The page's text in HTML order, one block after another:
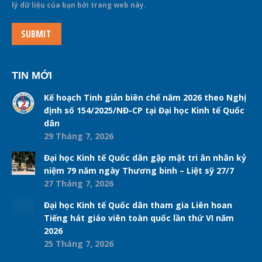
lý dữ liệu của bạn bởi trang web này.
SUBMIT
TIN MỚI
Kế hoạch Tinh giản biên chế năm 2026 theo Nghị
định số 154/2025/NĐ-CP tại Đại học Kinh tế Quốc
dân
29 Tháng 7, 2026
Đại học Kinh tế Quốc dân gặp mặt tri ân nhân kỷ
niệm 79 năm ngày Thương binh – Liệt sỹ 27/7
27 Tháng 7, 2026
Đại học Kinh tế Quốc dân tham gia Liên hoan
Tiếng hát giáo viên toàn quốc lần thứ VI năm
2026
25 Tháng 7, 2026